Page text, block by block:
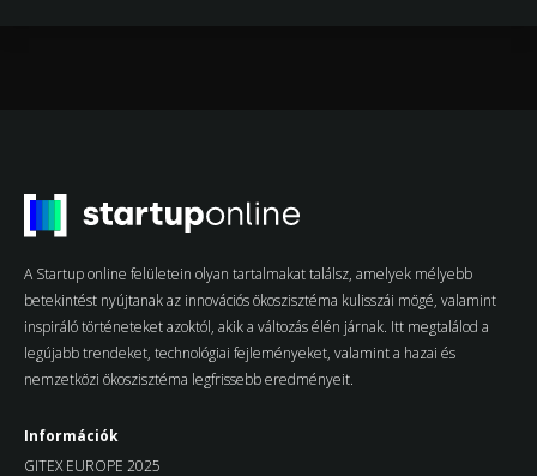
A Startup online felületein olyan tartalmakat találsz, amelyek mélyebb
betekintést nyújtanak az innovációs ökoszisztéma kulisszái mögé, valamint
inspiráló történeteket azoktól, akik a változás élén járnak. Itt megtalálod a
legújabb trendeket, technológiai fejleményeket, valamint a hazai és
nemzetközi ökoszisztéma legfrissebb eredményeit.
Információk
GITEX EUROPE 2025